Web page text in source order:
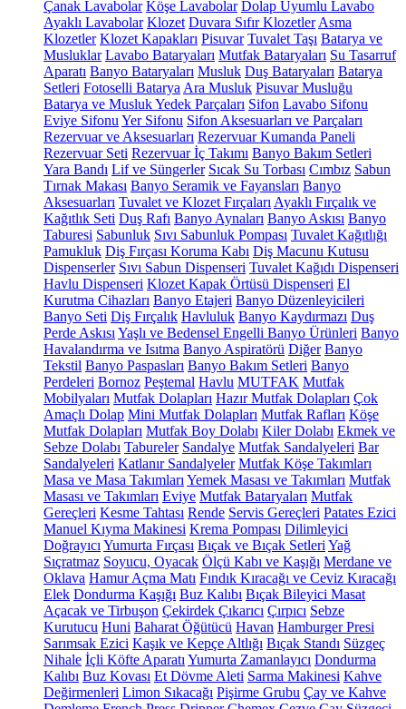
Çanak Lavabolar Köşe Lavabolar Dolap Uyumlu Lavabo
Ayaklı Lavabolar Klozet Duvara Sıfır Klozetler Asma
Klozetler Klozet Kapakları Pisuvar Tuvalet Taşı Batarya ve
Musluklar Lavabo Bataryaları Mutfak Bataryaları Su Tasarruf
Aparatı Banyo Bataryaları Musluk Duş Bataryaları Batarya
Setleri Fotoselli Batarya Ara Musluk Pisuvar Musluğu
Batarya ve Musluk Yedek Parçaları Sifon Lavabo Sifonu
Eviye Sifonu Yer Sifonu Sifon Aksesuarları ve Parçaları
Rezervuar ve Aksesuarları Rezervuar Kumanda Paneli
Rezervuar Seti Rezervuar İç Takımı Banyo Bakım Setleri
Yara Bandı Lif ve Süngerler Sıcak Su Torbası Cımbız Sabun
Tırnak Makası Banyo Seramik ve Fayansları Banyo
Aksesuarları Tuvalet ve Klozet Fırçaları Ayaklı Fırçalık ve
Kağıtlık Seti Duş Rafı Banyo Aynaları Banyo Askısı Banyo
Taburesi Sabunluk Sıvı Sabunluk Pompası Tuvalet Kağıtlığı
Pamukluk Diş Fırçası Koruma Kabı Diş Macunu Kutusu
Dispenserler Sıvı Sabun Dispenseri Tuvalet Kağıdı Dispenseri
Havlu Dispenseri Klozet Kapak Örtüsü Dispenseri El
Kurutma Cihazları Banyo Etajeri Banyo Düzenleyicileri
Banyo Seti Diş Fırçalık Havluluk Banyo Kaydırmazı Duş
Perde Askısı Yaşlı ve Bedensel Engelli Banyo Ürünleri Banyo
Havalandırma ve Isıtma Banyo Aspiratörü Diğer Banyo
Tekstil Banyo Paspasları Banyo Bakım Setleri Banyo
Perdeleri Bornoz Peştemal Havlu MUTFAK Mutfak
Mobilyaları Mutfak Dolapları Hazır Mutfak Dolapları Çok
Amaçlı Dolap Mini Mutfak Dolapları Mutfak Rafları Köşe
Mutfak Dolapları Mutfak Boy Dolabı Kiler Dolabı Ekmek ve
Sebze Dolabı Tabureler Sandalye Mutfak Sandalyeleri Bar
Sandalyeleri Katlanır Sandalyeler Mutfak Köşe Takımları
Masa ve Masa Takımları Yemek Masası ve Takımları Mutfak
Masası ve Takımları Eviye Mutfak Bataryaları Mutfak
Gereçleri Kesme Tahtası Rende Servis Gereçleri Patates Ezici
Manuel Kıyma Makinesi Krema Pompası Dilimleyici
Doğrayıcı Yumurta Fırçası Bıçak ve Bıçak Setleri Yağ
Sıçratmaz Soyucu, Oyacak Ölçü Kabı ve Kaşığı Merdane ve
Oklava Hamur Açma Matı Fındık Kıracağı ve Ceviz Kıracağı
Elek Dondurma Kaşığı Buz Kalıbı Bıçak Bileyici Masat
Açacak ve Tirbuşon Çekirdek Çıkarıcı Çırpıcı Sebze
Kurutucu Huni Baharat Öğütücü Havan Hamburger Presi
Sarımsak Ezici Kaşık ve Kepçe Altlığı Bıçak Standı Süzgeç
Nihale İçli Köfte Aparatı Yumurta Zamanlayıcı Dondurma
Kalıbı Buz Kovası Et Dövme Aleti Sarma Makinesi Kahve
Değirmenleri Limon Sıkacağı Pişirme Grubu Çay ve Kahve